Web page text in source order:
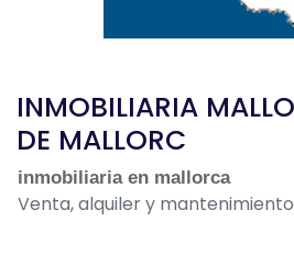
INMOBILIARIA
DE MALLORC
inmobiliaria en mallorca
Venta, alquiler y